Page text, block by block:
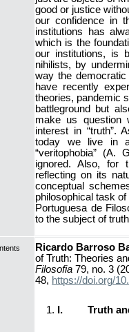
good or justice
our confidence in
institutions has
which is the
our institutions, is
nihilists, by
way the
have recently
theories, pandemic
battleground but
make us question
interest in “truth”.
today we live in
“veritophobia” (A.
ignored. Also, for
reflecting on its
conceptual
philosophical task
Portuguesa de
to the subject of
Ricardo Barroso
of Truth: Theories
Filosofia 79, no. 3
48, https://doi.org/
I. Truth